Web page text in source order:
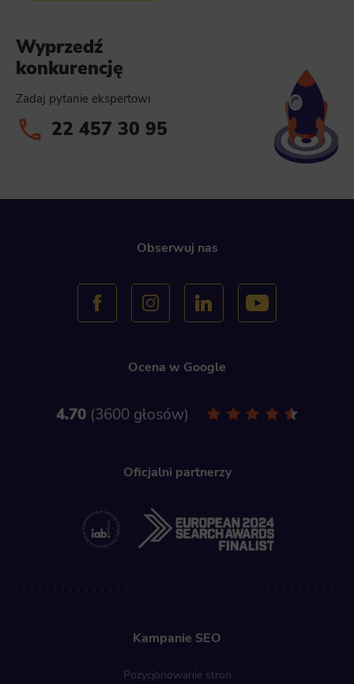
Wyprzedź
konkurencję
Zadaj pytanie ekspertowi
22 457 30 95
Obserwuj nas
Ocena w Google
4.70 3600 głosów
Oficjalni partnerzy
Kampanie SEO
Pozycjonowanie stron